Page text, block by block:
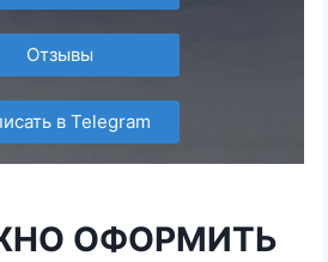
Отзывы
в Telegram
ОФОРМИТЬ